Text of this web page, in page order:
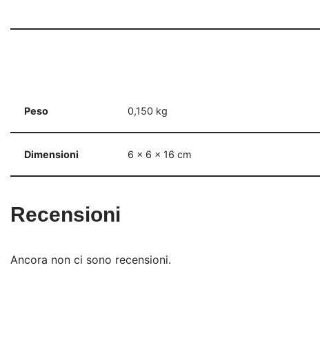
Peso 0,150 kg
Dimensioni 6 × 6 × 16 cm
Recensioni
Ancora non ci sono recensioni.